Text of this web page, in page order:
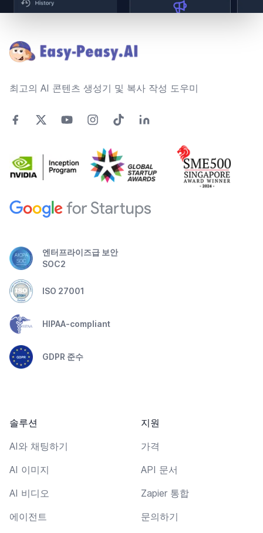
최고의 AI 콘텐츠 생성기 및 복사 작성 도우미
엔터프라이즈급 보안
SOC2
ISO 27001
HIPAA-compliant
GDPR 준수
솔루션
AI와 채팅하기
AI 이미지
AI 비디오
에이전트
지원
가격
API 문서
Zapier 통합
문의하기